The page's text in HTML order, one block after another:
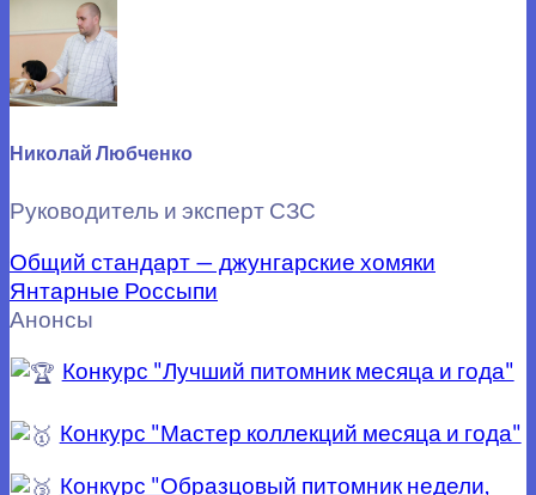
Николай Любченко
Руководитель и эксперт СЗС
Общий стандарт — джунгарские хомяки
Янтарные Россыпи
Анонсы
Конкурс "Лучший питомник месяца и года"
Конкурс "Мастер коллекций месяца и года"
Конкурс "Образцовый питомник недели,